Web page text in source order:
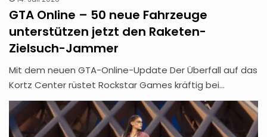
GTA Online – 50 neue Fahrzeuge
unterstützen jetzt den Raketen-
Zielsuch-Jammer
Mit dem neuen GTA-Online-Update Der Überfall auf das
Kortz Center rüstet Rockstar Games kräftig bei…